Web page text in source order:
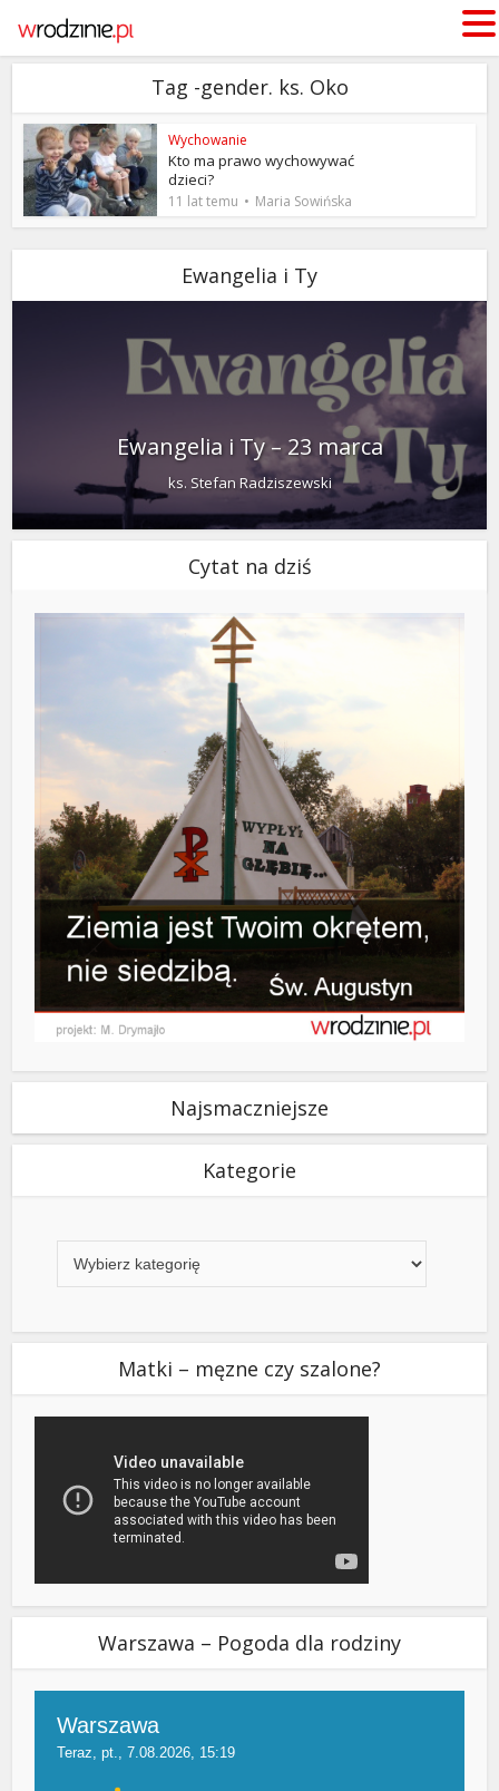
Tag -gender. ks. Oko
Wychowanie
Kto ma prawo wychowywać
dzieci?
11 lat temu Maria Sowińska
Ewangelia i Ty
Ewangelia i Ty – 23 marca
ks. Stefan Radziszewski
Cytat na dziś
Najsmaczniejsze
Kategorie
Matki – męzne czy szalone?
Warszawa – Pogoda dla rodziny